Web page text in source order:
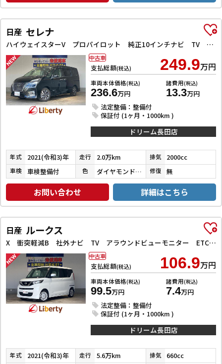
日産 セレナ
ハイウェイスターV プロパイロット 純正10インチナビ TV Bluetooth対応 アラウンドビューモニター 両側自動ドア 電子パーキング クルーズコントロール LEDヘッドライト 革巻きステアリング スマートキー
支払総額(税込) 249.9万円
車両本体価格(税込)
236.6万円
諸費用(税込)
13.3万円
法定整備：整備付
保証付 (1ヶ月・1000km )
中古車
ドリーム長田店
年式 2021(令和3)年 走行 2.0万km 排気 2000cc
車検 車検整備付 色 ダイヤモンドブラックパール 修復 無
お問い合わせ 詳細はこちら
日産 ルークス
X 衝突軽減B 社外ナビ TV アラウンドビューモニター ETC 左パワースライドドア スマートキー プッシュスタート アイドリングストップ ステアリングスイッチ タッチパネルオートエアコン
支払総額(税込) 106.9万円
車両本体価格(税込)
99.5万円
諸費用(税込)
7.4万円
法定整備：整備付
保証付 (1ヶ月・1000km )
中古車
ドリーム長田店
年式 2021(令和3)年 走行 5.6万km 排気 660cc